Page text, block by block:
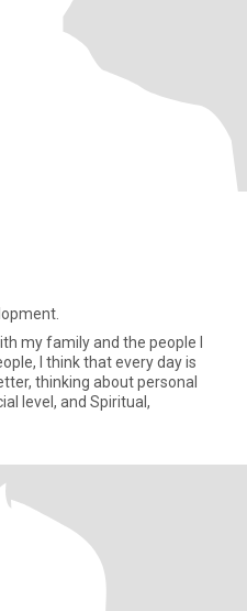
my family and the people I
I think that every day is
thinking about personal
level, and Spiritual,